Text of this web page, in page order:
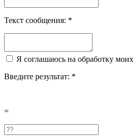
Текст сообщения: *
Я соглашаюсь на обработку моих
Введите результат: *
=